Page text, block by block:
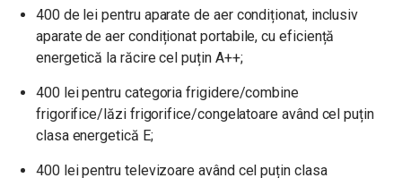
400 de lei pentru aparate de aer condiționat, inclusiv
aparate de aer condiționat portabile, cu eficiență
energetică la răcire cel puțin A++;
400 lei pentru categoria frigidere/combine
frigorifice/lăzi frigorifice/congelatoare având cel puțin
clasa energetică E;
400 lei pentru televizoare având cel puțin clasa